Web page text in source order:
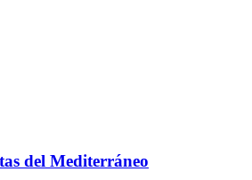
del Mediterráneo